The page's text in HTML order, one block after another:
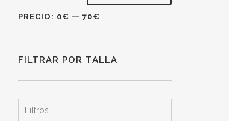
PRECIO: 0€ — 70€
FILTRAR POR TALLA
Filtros